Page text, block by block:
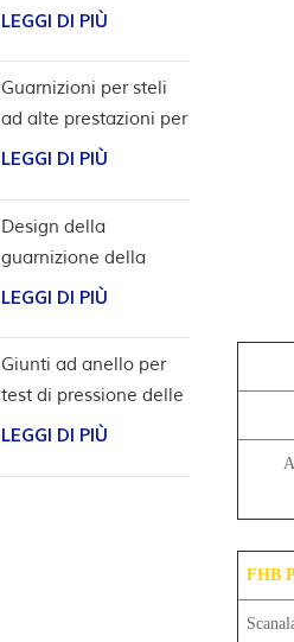
FHB
bidirezionale ad alta
LEGGI DI PIÙ
Guarnizioni per steli
ad alte prestazioni per
applicazioni con
LEGGI DI PIÙ
Design della
guarnizione della
scanalatura a coda di
LEGGI DI PIÙ
Giunti ad anello per
test di pressione delle
valvole
LEGGI DI PIÙ